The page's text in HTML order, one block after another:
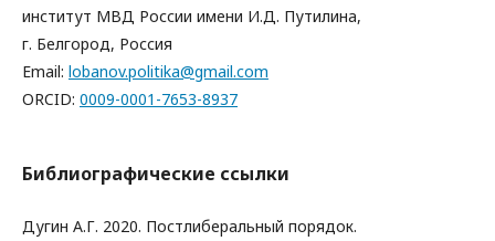
институт МВД России имени И.Д. Путилина,
г. Белгород, Россия
Email: lobanov.politika@gmail.com
ORCID: 0009-0001-7653-8937
Библиографические ссылки
Дугин А.Г. 2020. Постлиберальный порядок.